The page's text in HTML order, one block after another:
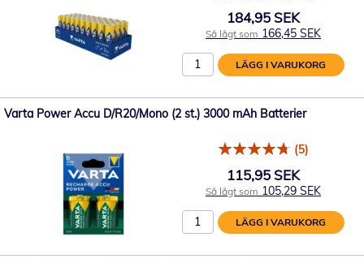
184,95 SEK
Så lågt som 166,45 SEK
LÄGG I VARUKORG
Varta Power Accu D/R20/Mono (2 st.) 3000 mAh Batterier
(5)
115,95 SEK
Så lågt som 105,29 SEK
LÄGG I VARUKORG